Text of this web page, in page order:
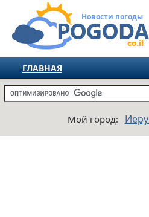
Новости погоды
ГЛАВНАЯ
ИЗРАИЛЬ
ЕВРОПА
Мой город: